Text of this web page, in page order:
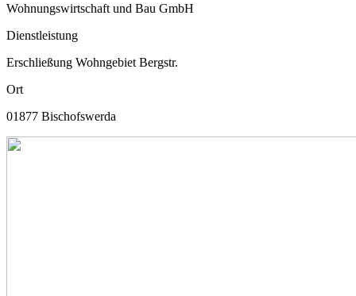
Wohnungswirtschaft und Bau GmbH
Dienstleistung
Erschließung Wohngebiet Bergstr.
Ort
01877 Bischofswerda